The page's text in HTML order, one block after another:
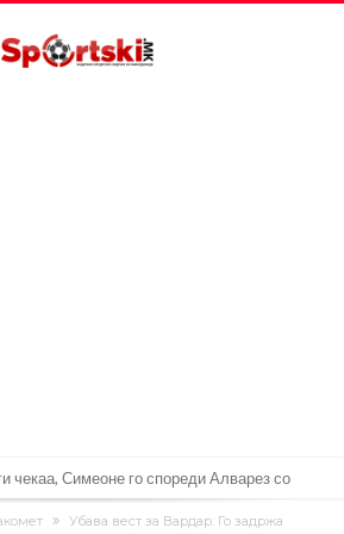
потрагата по нов играч за врска
опериран: Коленото е средено, се враќам
Убава вест за Вардар: Го задржа